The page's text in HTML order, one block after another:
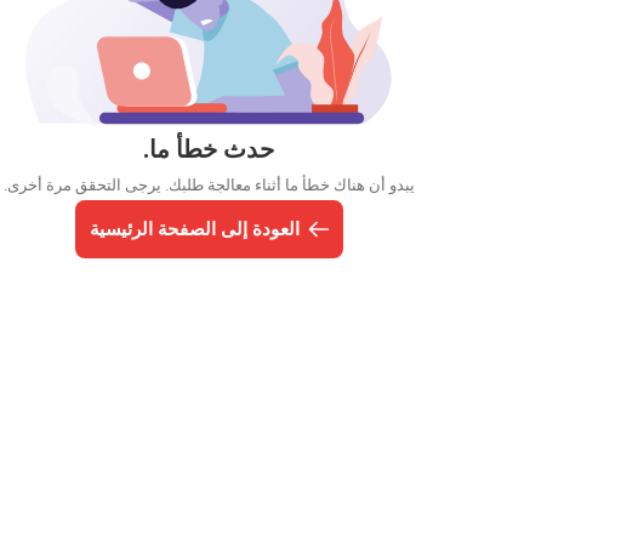
حدث خطأ ما.
يبدو أن هناك خطأ ما أثناء معالجة طلبك. يرجى التحقق مرة أخرى.
العودة إلى الصفحة الرئيسية